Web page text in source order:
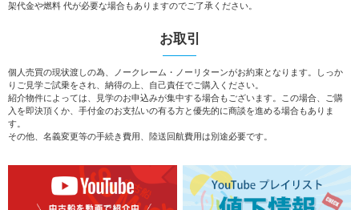
架代金や燃料 代が必要な場合もありますのでご了承ください。
お取引
個人売買の現状渡しの為、ノークレーム・ノーリターンがお約束となります。しっか
りご見学ご試乗をされ、納得の上、自己責任でご購入ください。
紹介物件によっては、見学のお申込みが集中する場合もございます。この場合、ご購
入を即決頂くか、手付金のお支払いの有る方と優先的に商談を進める場合もありま
す。
その他、名義変更等の手続き費用、陸送回航費用は別途必要です。